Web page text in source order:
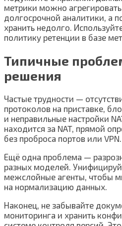
метрики можно
долгосрочной аналитики, а
хранить недолго.
политику ретенции в базе
Типичные
решения
Частые трудности —
протоколов на приставке,
и неправильные настройки
находится за NAT, прямой
без проброса портов или VPN.
Ещё одна проблема —
разных моделей.
межслойные агенты, чтобы
на нормализацию данных.
Наконец, не забывайте
мониторинга и хранить